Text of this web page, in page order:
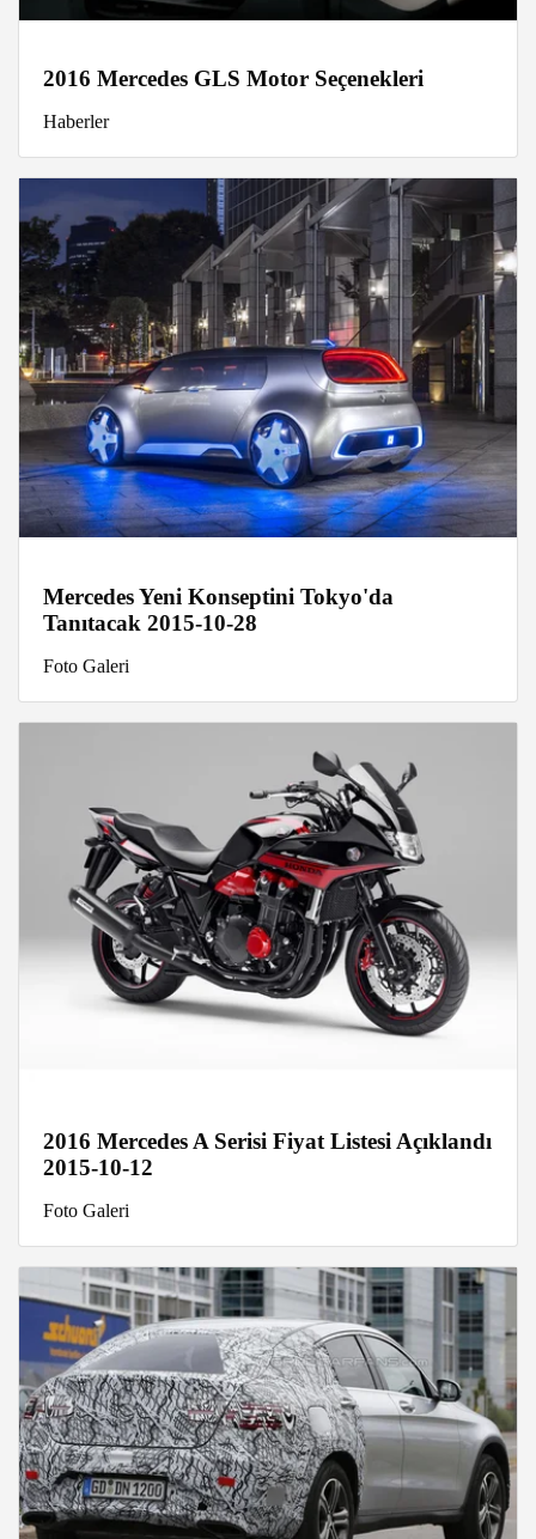
2016 Mercedes GLS Motor Seçenekleri
Haberler
Mercedes Yeni Konseptini Tokyo'da
Tanıtacak 2015-10-28
Foto Galeri
2016 Mercedes A Serisi Fiyat Listesi Açıklandı
2015-10-12
Foto Galeri